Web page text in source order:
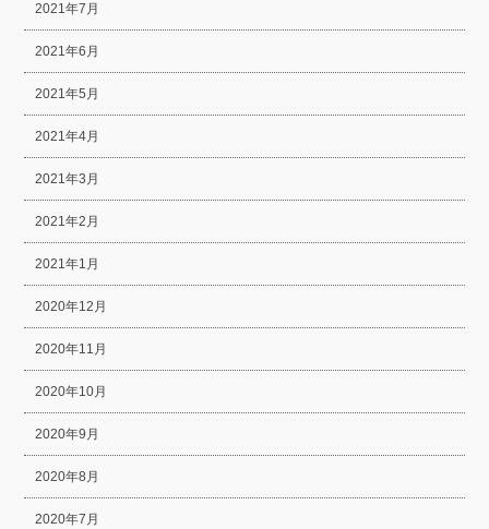
2021年7月
2021年6月
2021年5月
2021年4月
2021年3月
2021年2月
2021年1月
2020年12月
2020年11月
2020年10月
2020年9月
2020年8月
2020年7月